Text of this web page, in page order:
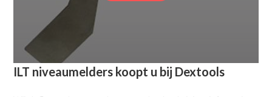
ILT niveaumelders koopt u bij Dextools